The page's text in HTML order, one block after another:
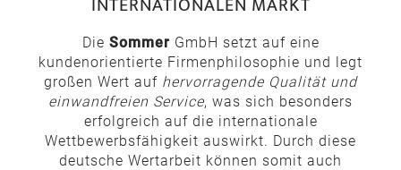
Die Sommer GmbH setzt auf eine
kundenorientierte Firmenphilosophie und legt
großen Wert auf hervorragende Qualität und
einwandfreien Service, was sich besonders
erfolgreich auf die internationale
Wettbewerbsfähigkeit auswirkt. Durch diese
deutsche Wertarbeit können somit auch